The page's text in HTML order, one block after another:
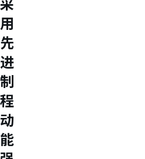
用
先
进
制
程
动
能